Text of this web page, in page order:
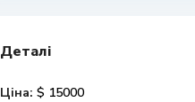
Деталі
Ціна: $ 15000